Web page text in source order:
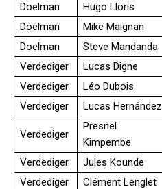
Doelman
Hugo Lloris
Doelman
Mike Maignan
Doelman
Steve Mandanda
Verdediger
Lucas Digne
Verdediger
Léo Dubois
Verdediger
Lucas Hernández
Verdediger
Presnel
Kimpembe
Verdediger Jules Kounde
Verdediger
Clément Lenglet